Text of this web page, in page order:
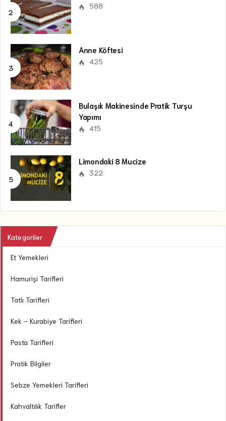
588
Anne Köftesi
425
Bulaşık Makinesinde Pratik Turşu
Yapımı
415
Limondaki 8 Mucize
322
Kategoriler
Et Yemekleri
Hamurişi Tarifleri
Tatlı Tarifleri
Kek – Kurabiye Tarifleri
Pasta Tarifleri
Pratik Bilgiler
Sebze Yemekleri Tarifleri
Kahvaltılık Tarifler